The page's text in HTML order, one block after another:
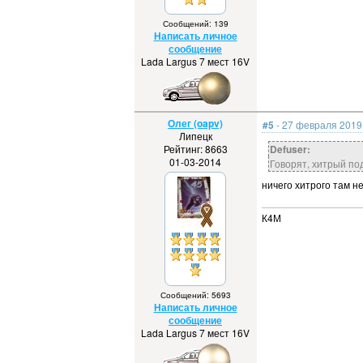
Сообщений: 139
Написать личное
сообщение
Lada Largus 7 мест 16V
Олег (oapv)
Липецк
Рейтинг: 8663
01-03-2014
Сообщений: 5693
Написать личное
сообщение
Lada Largus 7 мест 16V
#5 - 27 февраля 2019
Defuser:
Говорят, хитрый
ничего хитрого там
К4М